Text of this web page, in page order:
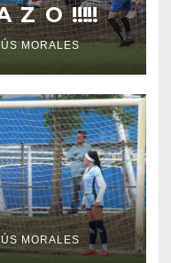
Z O !!!!!
MORALES
MORALES